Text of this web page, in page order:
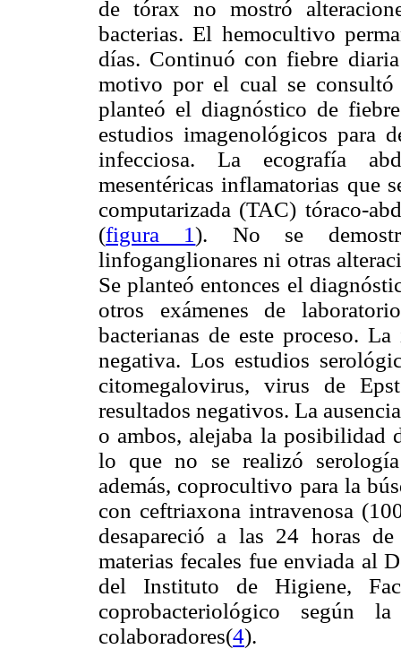
de tórax no mostró
bacterias. El hemocultivo
días. Continuó con fiebre
motivo por el cual se consultó
planteó el diagnóstico de
estudios imagenológicos para
infecciosa. La ecografía
mesentéricas inflamatorias que
computarizada (TAC) tóraco-
(figura 1).
No se
linfoganglionares ni otras
Se planteó entonces el
otros exámenes de
bacterianas de este proceso. La
negativa. Los estudios
citomegalovirus, virus de
resultados negativos. La
o ambos, alejaba la posibilidad
lo que no se realizó
además, coprocultivo para la
con ceftriaxona intravenosa
desapareció a las 24 horas
materias fecales fue enviada al
del Instituto de Higiene,
coprobacteriológico según
colaboradores(4).